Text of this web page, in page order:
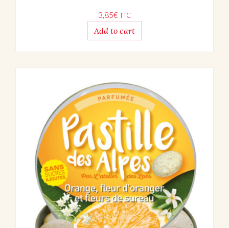
3,85€TTC
Add to cart